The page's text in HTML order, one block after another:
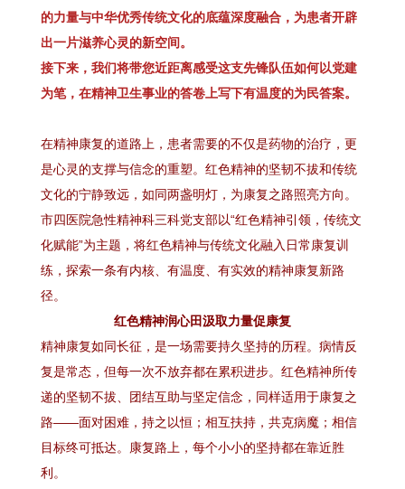
的力量与中华优秀传统文化的底蕴深度融合，为患者开辟
出一片滋养心灵的新空间。
接下来，我们将带您近距离感受这支先锋队伍如何以党建
为笔，在精神卫生事业的答卷上写下有温度的为民答案。
在精神康复的道路上，患者需要的不仅是药物的治疗，更
是心灵的支撑与信念的重塑。红色精神的坚韧不拔和传统
文化的宁静致远，如同两盏明灯，为康复之路照亮方向。
市四医院急性精神科三科党支部以“红色精神引领，传统文
化赋能”为主题，将红色精神与传统文化融入日常康复训
练，探索一条有内核、有温度、有实效的精神康复新路
径。
红色精神润心田汲取力量促康复
精神康复如同长征，是一场需要持久坚持的历程。病情反
复是常态，但每一次不放弃都在累积进步。红色精神所传
递的坚韧不拔、团结互助与坚定信念，同样适用于康复之
路——面对困难，持之以恒；相互扶持，共克病魔；相信
目标终可抵达。康复路上，每个小小的坚持都在靠近胜
利。